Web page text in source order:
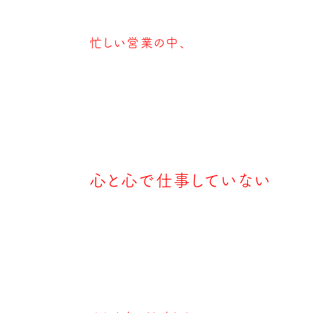
忙しい営業の中、
心と心で仕事していない